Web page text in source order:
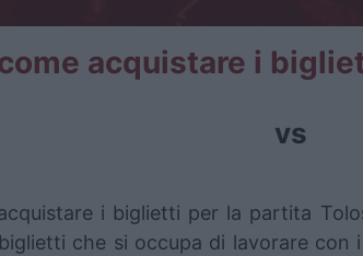
acquistare i
vs
i biglietti per la partita
che si occupa di lavorare